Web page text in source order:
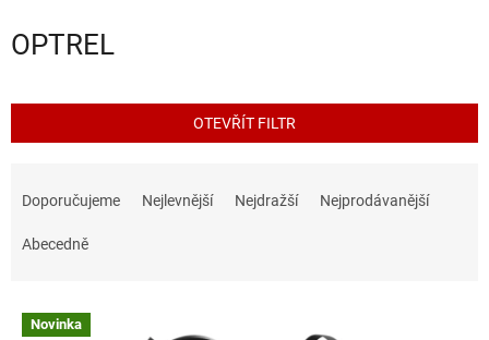
OPTREL
OTEVŘÍT FILTR
Doporučujeme Nejlevnější Nejdražší Nejprodávanější
Abecedně
V Novinka